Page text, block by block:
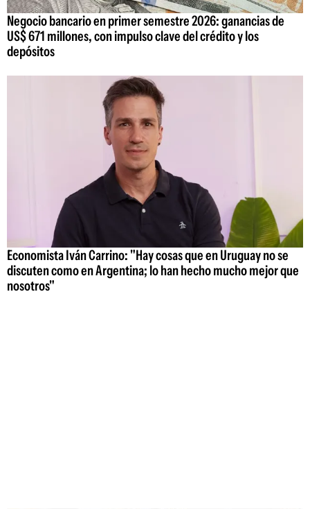
Negocio bancario en primer semestre 2026: ganancias de
US$ 671 millones, con impulso clave del crédito y los
depósitos
Economista Iván Carrino: "Hay cosas que en Uruguay no se
discuten como en Argentina; lo han hecho mucho mejor que
nosotros"